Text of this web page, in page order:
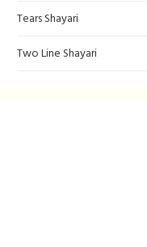
Tears Shayari
Two Line Shayari